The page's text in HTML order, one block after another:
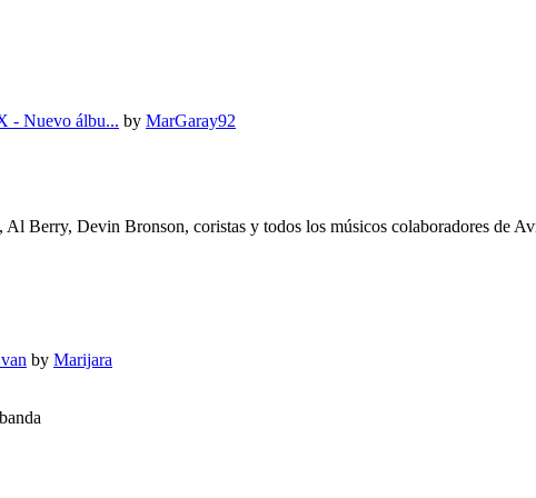
- Nuevo álbu... by MarGaray92
Berry, Devin Bronson, coristas y todos los músicos colaboradores de
by Marijara